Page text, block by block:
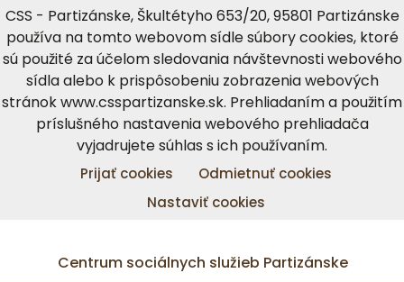
CSS - Partizánske, Škultétyho 653/20, 95801 Partizánske
používa na tomto webovom sídle súbory cookies, ktoré
sú použité za účelom sledovania návštevnosti webového
sídla alebo k prispôsobeniu zobrazenia webových
stránok www.csspartizanske.sk. Prehliadaním a použitím
príslušného nastavenia webového prehliadača
vyjadrujete súhlas s ich používaním.
Prijať cookies
Odmietnuť cookies
Nastaviť cookies
Centrum sociálnych služieb Partizánske